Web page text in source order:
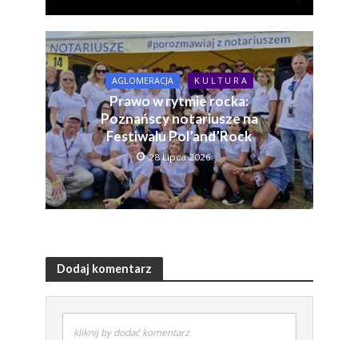
AGLOMERACJA K U L T U R A
Prawo w rytmie rocka:
Poznańscy notariusze na
Festiwalu Pol’and’Rock
28 Lipca 2026
Dodaj komentarz
kliknij by dodać komentarz